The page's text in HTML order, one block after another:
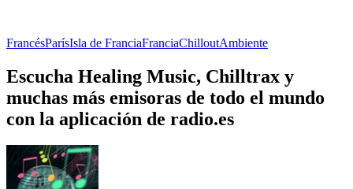
FrancésParísIsla de FranciaFranciaChilloutAmbiente
Escucha Healing Music, Chilltrax y
muchas más emisoras de todo el mundo
con la aplicación de radio.es